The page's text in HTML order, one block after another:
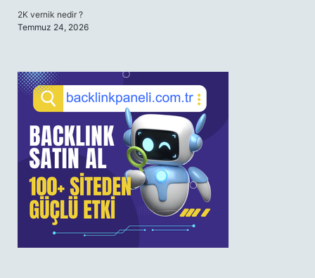
2K vernik nedir ?
Temmuz 24, 2026